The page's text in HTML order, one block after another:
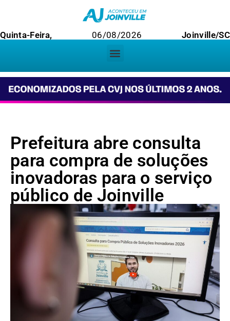
Quinta-Feira, 06/08/2026 Joinville/SC
Prefeitura abre consulta
para compra de soluções
inovadoras para o serviço
público de Joinville